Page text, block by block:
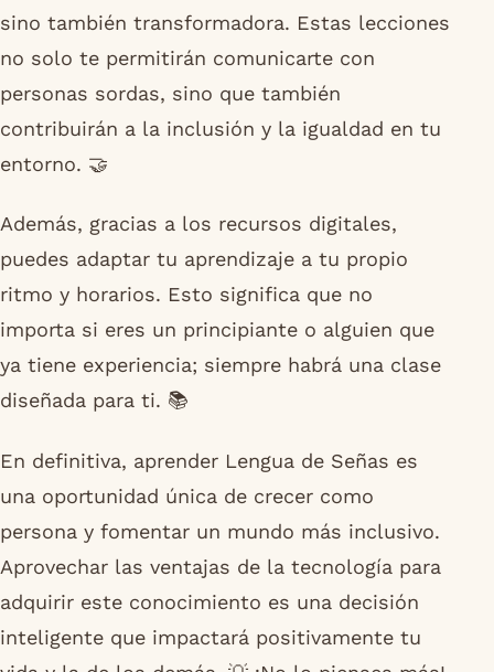
sino también transformadora. Estas lecciones
no solo te permitirán comunicarte con
personas sordas, sino que también
contribuirán a la inclusión y la igualdad en tu
entorno. 🤝
Además, gracias a los recursos digitales,
puedes adaptar tu aprendizaje a tu propio
ritmo y horarios. Esto significa que no
importa si eres un principiante o alguien que
ya tiene experiencia; siempre habrá una clase
diseñada para ti. 📚
En definitiva, aprender Lengua de Señas es
una oportunidad única de crecer como
persona y fomentar un mundo más inclusivo.
Aprovechar las ventajas de la tecnología para
adquirir este conocimiento es una decisión
inteligente que impactará positivamente tu